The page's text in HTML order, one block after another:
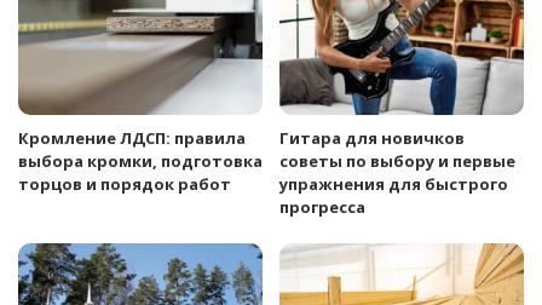
Кромление ЛДСП: правила
выбора кромки, подготовка
торцов и порядок работ
Гитара для новичков
советы по выбору и первые
упражнения для быстрого
прогресса